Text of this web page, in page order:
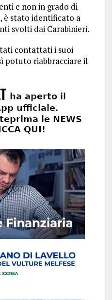
e non in grado di
è stato identificato a
svolti dai Carabinieri.
contattati i suoi
potuto riabbracciare il